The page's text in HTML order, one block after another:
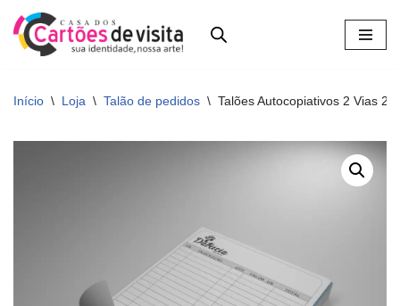
Pular
Início \ Loja \ Talão de pedidos \ Talões Autocopiativos 2 Vias